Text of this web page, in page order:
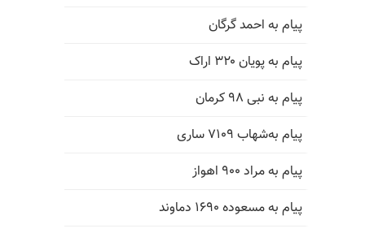
پیام به احمد گرگان
پیام به پویان ۳۲۰ اراک
پیام به نبی ۹۸ کرمان
پیام به‌شهاب ۷۱۰۹ ساری
پیام به مراد ۹۰۰ اهواز
پیام به مسعوده ۱۶۹۰ دماوند